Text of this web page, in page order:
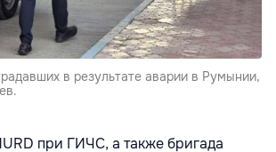
в результате аварии в Румынии,
при ГИЧС, а также бригада